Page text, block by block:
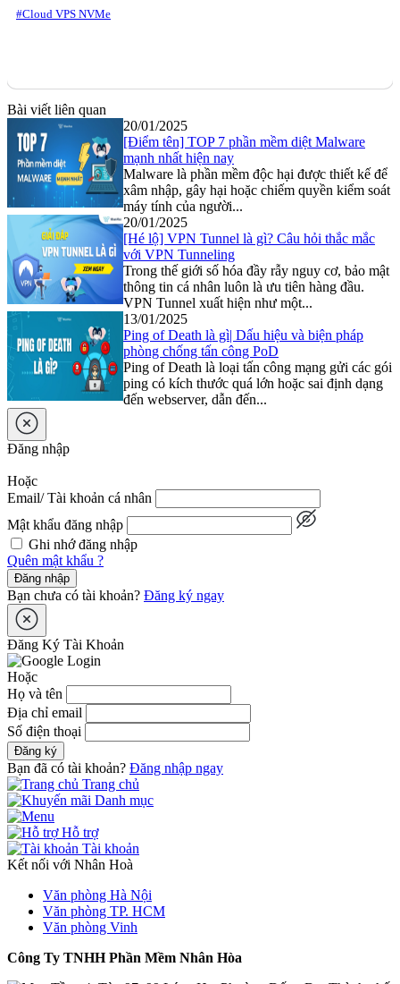
#Cloud VPS NVMe
Bài viết liên quan
20/01/2025
[Điểm tên] TOP 7 phần mềm diệt Malware
mạnh nhất hiện nay
Malware là phần mềm độc hại được thiết kế để
xâm nhập, gây hại hoặc chiếm quyền kiểm soát
máy tính của người...
20/01/2025
[Hé lộ] VPN Tunnel là gì? Câu hỏi thắc mắc
với VPN Tunneling
Trong thế giới số hóa đầy rẫy nguy cơ, bảo mật
thông tin cá nhân luôn là ưu tiên hàng đầu.
VPN Tunnel xuất hiện như một...
13/01/2025
Ping of Death là gì| Dấu hiệu và biện pháp
phòng chống tấn công PoD
Ping of Death là loại tấn công mạng gửi các gói
ping có kích thước quá lớn hoặc sai định dạng
đến webserver, dẫn đến...
Đăng nhập
Hoặc
Email/ Tài khoản cá nhân
Mật khẩu đăng nhập
Ghi nhớ đăng nhập
Quên mật khẩu ?
Đăng nhập
Bạn chưa có tài khoản? Đăng ký ngay
Đăng Ký Tài Khoản
Hoặc
Họ và tên
Địa chỉ email
Số điện thoại
Đăng ký
Bạn đã có tài khoản? Đăng nhập ngay
Trang chủ
Danh mục
Hỗ trợ
Tài khoản
Kết nối với Nhân Hoà
Văn phòng Hà Nội
Văn phòng TP. HCM
Văn phòng Vinh
Công Ty TNHH Phần Mềm Nhân Hòa